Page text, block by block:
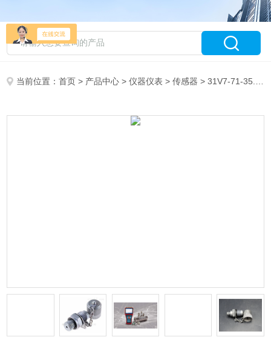
当前位置：首页 > 产品中心 >仪器仪表 >传感器 > 31V7-71-35.030德国海德泰尼克Hydrotechnik传感器